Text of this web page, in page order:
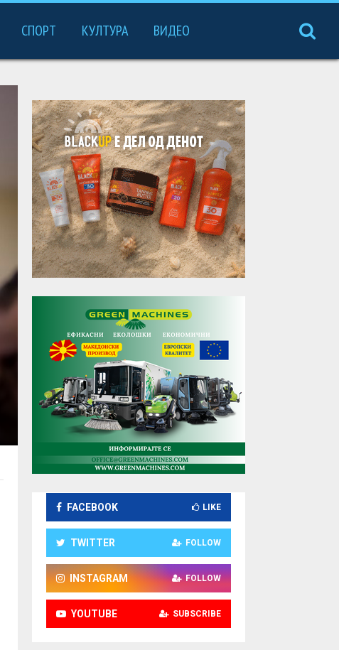
СПОРТ КУЛТУРА ВИДЕО
FACEBOOK LIKE
TWITTER FOLLOW
INSTAGRAM FOLLOW
YOUTUBE SUBSCRIBE